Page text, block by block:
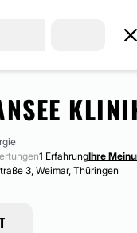
1 ErfahrungIhre
3, Weimar, Thüringen